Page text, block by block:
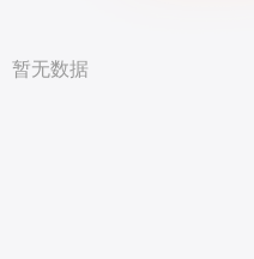
暂无数据